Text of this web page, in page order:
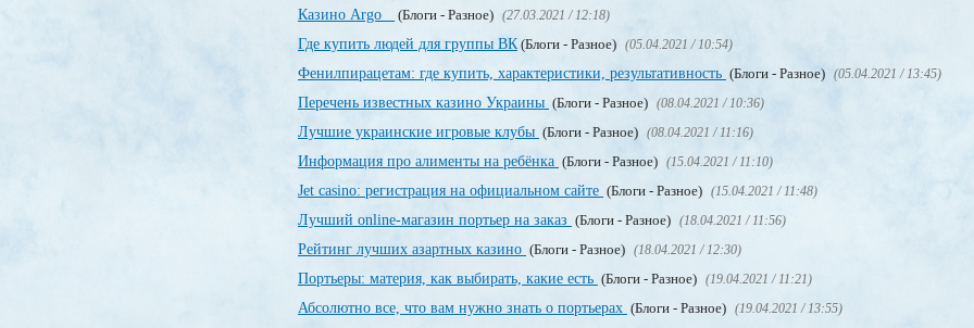
Казино Argo (Блоги - Разное) (27.03.2021 / 12:18)
Где купить людей для группы ВК(Блоги - Разное) (05.04.2021 / 10:54)
Фенилпирацетам: где купить, характеристики, результативность (Блоги - Разное) (05.04.2021 / 13:45)
Перечень известных казино Украины (Блоги - Разное) (08.04.2021 / 10:36)
Лучшие украинские игровые клубы (Блоги - Разное) (08.04.2021 / 11:16)
Информация про алименты на ребёнка (Блоги - Разное) (15.04.2021 / 11:10)
Jet casino: регистрация на официальном сайте (Блоги - Разное) (15.04.2021 / 11:48)
Лучший online-магазин портьер на заказ (Блоги - Разное) (18.04.2021 / 11:56)
Рейтинг лучших азартных казино (Блоги - Разное) (18.04.2021 / 12:30)
Портьеры: материя, как выбирать, какие есть (Блоги - Разное) (19.04.2021 / 11:21)
Абсолютно все, что вам нужно знать о портьерах (Блоги - Разное) (19.04.2021 / 13:55)